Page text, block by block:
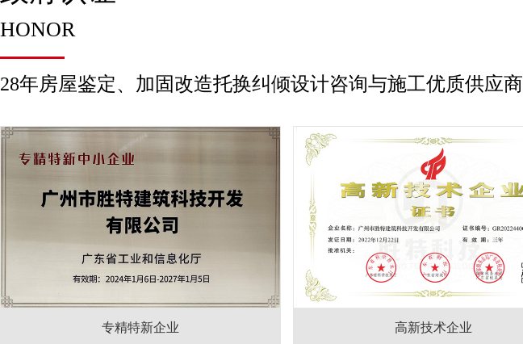
HONOR
28年房屋鉴定、加固改造托换纠倾设计咨询与施工优质供应商
专精特新企业 高新技术企业